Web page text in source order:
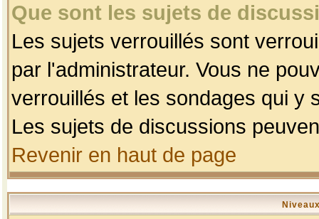
Que sont les sujets de
Les sujets verrouillés sont
par l'administrateur. Vous ne
verrouillés et les sondages qui y
Les sujets de discussions
Revenir en haut de page